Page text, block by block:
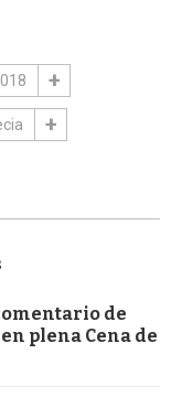
de
plena Cena de